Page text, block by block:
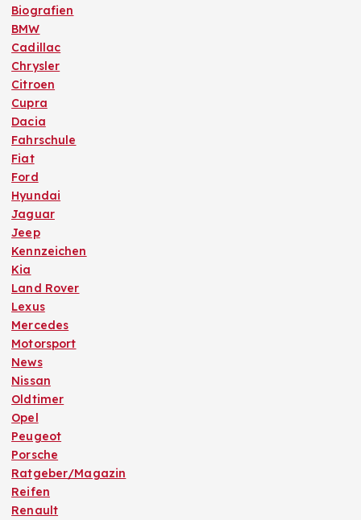
Biografien
BMW
Cadillac
Chrysler
Citroen
Cupra
Dacia
Fahrschule
Fiat
Ford
Hyundai
Jaguar
Jeep
Kennzeichen
Kia
Land Rover
Lexus
Mercedes
Motorsport
News
Nissan
Oldtimer
Opel
Peugeot
Porsche
Ratgeber/Magazin
Reifen
Renault